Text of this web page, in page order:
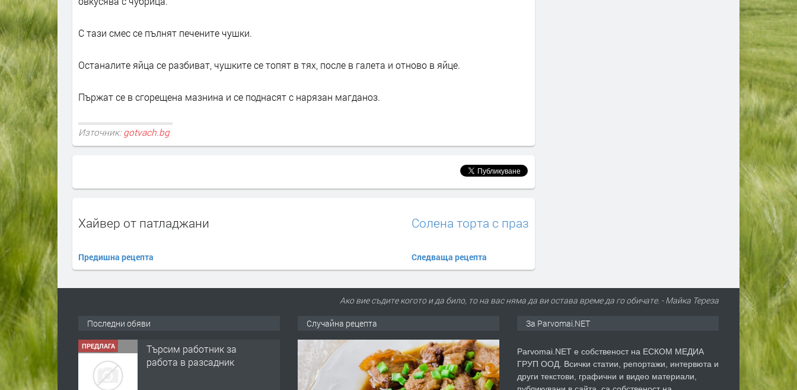
С тази смес се пълнят печените чушки.
Останалите яйца се разбиват, чушките се топят в тях, после в галета и отново в яйце.
Пържат се в сгорещена мазнина и се поднасят с нарязан магданоз.
Източник: gotvach.bg
Хайвер от патладжани
Предишна рецепта
Солена торта с праз
Следваща рецепта
Ако вие съдите когото и да било, то на вас няма да ви остава време да го обичате. - Майка Тереза
Последни обяви
ПРЕДЛАГА
Търсим работник за
работа в разсадник
Случайна рецепта За Parvomai.NET
Parvomai.NET е собственост на ЕСКОМ МЕДИА
ГРУП ООД. Всички статии, репортажи, интервюта и
други текстови, графични и видео материали,